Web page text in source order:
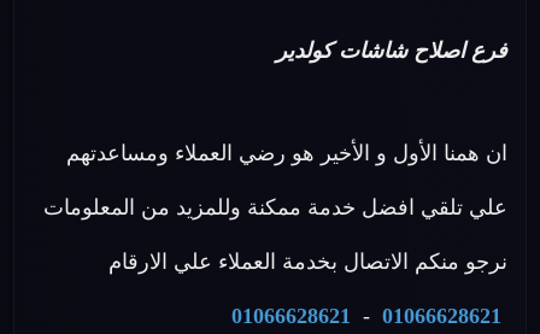
فرع اصلاح شاشات كولدير
ان همنا الأول و الأخير هو رضي العملاء ومساعدتهم
علي تلقي افضل خدمة ممكنة وللمزيد من المعلومات
نرجو منكم الاتصال بخدمة العملاء علي الارقام
01066628621
-
01066628621